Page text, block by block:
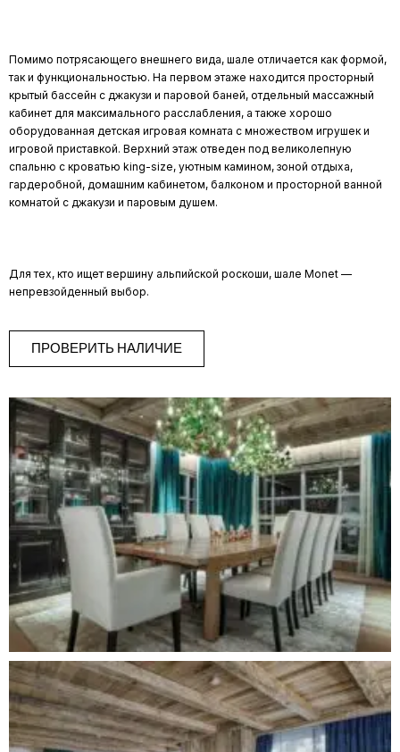
Помимо потрясающего внешнего вида, шале отличается как формой,
так и функциональностью. На первом этаже находится просторный
крытый бассейн с джакузи и паровой баней, отдельный массажный
кабинет для максимального расслабления, а также хорошо
оборудованная детская игровая комната с множеством игрушек и
игровой приставкой. Верхний этаж отведен под великолепную
спальню с кроватью king-size, уютным камином, зоной отдыха,
гардеробной, домашним кабинетом, балконом и просторной ванной
комнатой с джакузи и паровым душем.
Для тех, кто ищет вершину альпийской роскоши, шале Monet —
непревзойденный выбор.
ПРОВЕРИТЬ НАЛИЧИЕ